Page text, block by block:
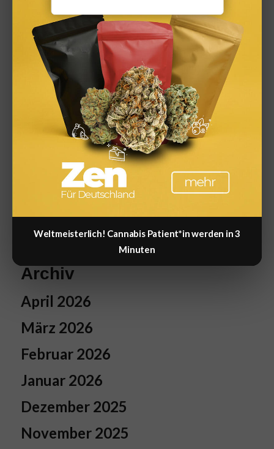
Kapitalanlage
Kredit & Schulden
Rechner & Tools
Steuern
Versicherungen
Zinsen & Sparen
Zinsprognose
Archiv
April 2026
März 2026
Februar 2026
Januar 2026
Dezember 2025
November 2025
Weltmeisterlich! Cannabis Patient*in werden in 3
Minuten